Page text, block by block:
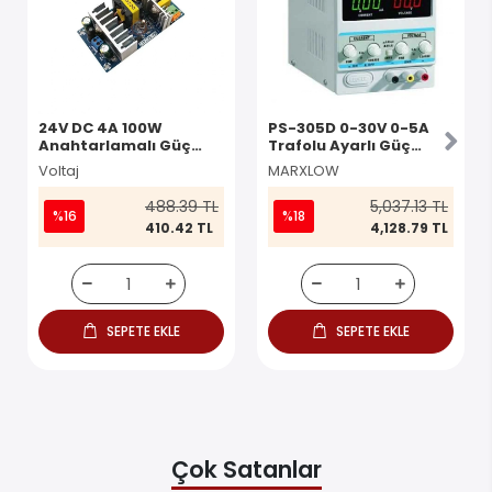
24V DC 4A 100W
Anahtarlamalı Güç
Kaynağı Kartı AC-DC
100W Modül
Voltaj
%16 488.39 TL
410.42 TL
SEPETE EKLE
PS-305D 0-30V 0-5A
Trafolu Ayarlı Güç
Kaynağı
MARXLOW
%18 5,037.13 TL
4,128.79 TL
SEPETE EKLE
Çok Satanlar